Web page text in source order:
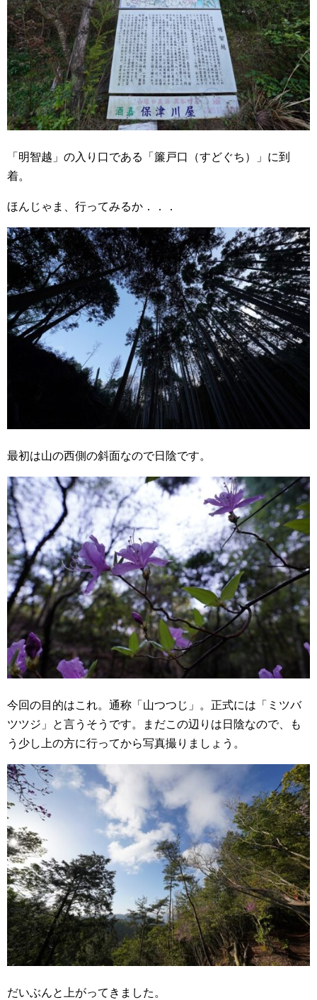
「明智越」の入り口である「簾戸口（すどぐち）」に到
着。
ほんじゃま、行ってみるか．．．
最初は山の西側の斜面なので日陰です。
今回の目的はこれ。通称「山つつじ」。正式には「ミツバ
ツツジ」と言うそうです。まだこの辺りは日陰なので、も
う少し上の方に行ってから写真撮りましょう。
だいぶんと上がってきました。